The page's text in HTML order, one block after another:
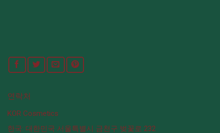
연락처
KOR Cosmetics
한국: 대한민국 서울특별시 금천구 벚꽃로 232